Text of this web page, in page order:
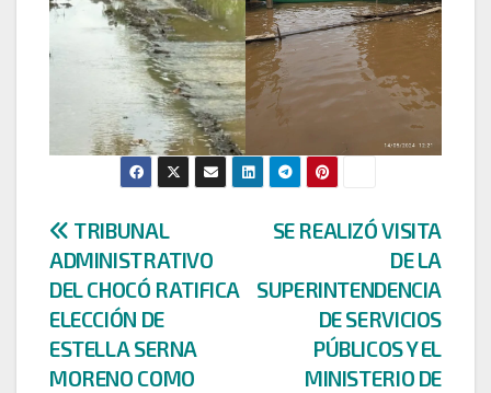
Navegación
de
entradas
SE REALIZÓ VISITA
DE LA
SUPERINTENDENCIA
DE SERVICIOS
PÚBLICOS Y EL
MINISTERIO DE
TRIBUNAL
ADMINISTRATIVO
DEL CHOCÓ RATIFICA
ELECCIÓN DE
ESTELLA SERNA
MORENO COMO